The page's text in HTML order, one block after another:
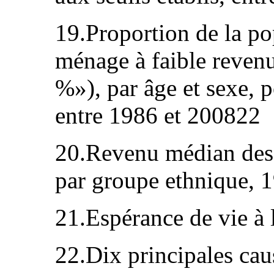
19.Proportion de la
ménage à faible
%»), par âge et sexe,
entre 1986 et 200822
20.Revenu médian
par groupe ethnique,
21.Espérance de vie à
22.Dix principales